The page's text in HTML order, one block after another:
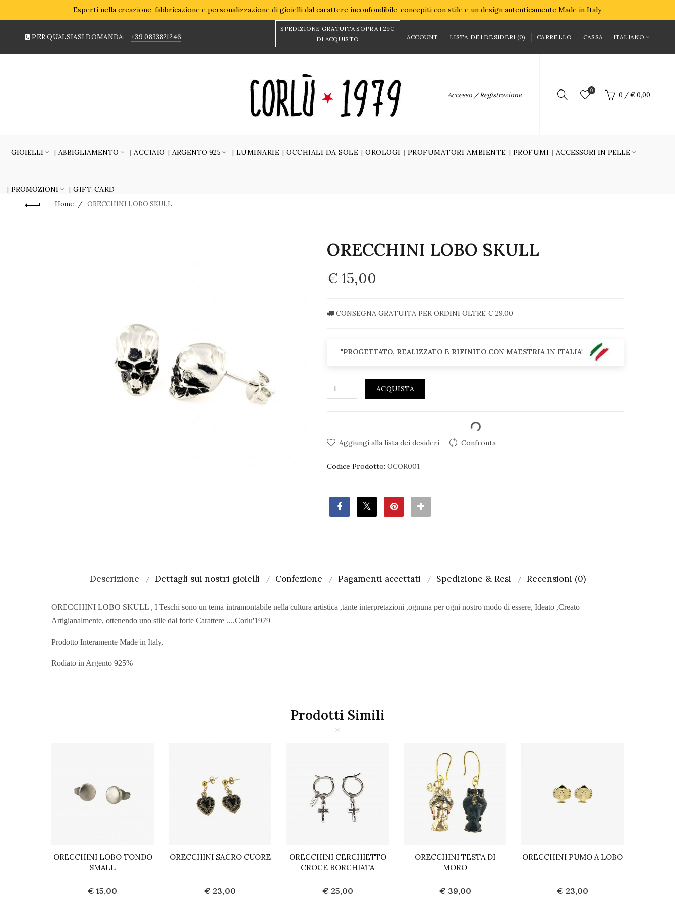
Esperti nella creazione, fabbricazione e personalizzazione di gioielli dal carattere inconfondibile, concepiti con stile e un design autenticamente Made in Italy
PER QUALSIASI DOMANDA: +39 0833821246
SPEDIZIONE GRATUITA SOPRA I 29€
DI ACQUISTO
ACCOUNT LISTA DEI DESIDERI (0) CARRELLO CASSA ITALIANO
Accesso / Registrazione 0 0 / € 0,00
GIOIELLI ABBIGLIAMENTO ACCIAIO ARGENTO 925 LUMINARIE OCCHIALI DA SOLE OROLOGI PROFUMATORI AMBIENTE PROFUMI ACCESSORI IN PELLE
PROMOZIONI GIFT CARD
Home ORECCHINI LOBO SKULL
ORECCHINI LOBO SKULL
€ 15,00
CONSEGNA GRATUITA PER ORDINI OLTRE € 29.00
"PROGETTATO, REALIZZATO E RIFINITO CON MAESTRIA IN ITALIA"
ACQUISTA
Aggiungi alla lista dei desideri Confronta
Codice Prodotto: OCOR001
Descrizione Dettagli sui nostri gioielli Confezione Pagamenti accettati Spedizione & Resi Recensioni (0)
ORECCHINI LOBO SKULL , I Teschi sono un tema intramontabile nella cultura artistica ,tante interpretazioni ,ognuna per ogni nostro modo di essere, Ideato ,Creato
Artigianalmente, ottenendo uno stile dal forte Carattere ....Corlu'1979
Prodotto Interamente Made in Italy,
Rodiato in Argento 925%
Prodotti Simili
ORECCHINI LOBO TONDO
SMALL
€ 15,00
ORECCHINI SACRO CUORE
€ 23,00
ORECCHINI CERCHIETTO
CROCE BORCHIATA
€ 25,00
ORECCHINI TESTA DI
MORO
€ 39,00
ORECCHINI PUMO A LOBO
€ 23,00